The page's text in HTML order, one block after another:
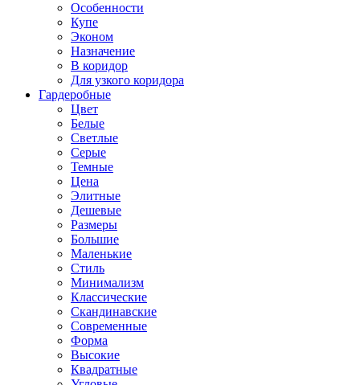
Особенности
Купе
Эконом
Назначение
В коридор
Для узкого коридора
Гардеробные
Цвет
Белые
Светлые
Серые
Темные
Цена
Элитные
Дешевые
Размеры
Большие
Маленькие
Стиль
Минимализм
Классические
Скандинавские
Современные
Форма
Высокие
Квадратные